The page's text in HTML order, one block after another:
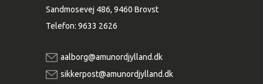
Sandmosevej 486, 9460 Brovst
Telefon: 9633 2626
aalborg@amunordjylland.dk
sikkerpost@amunordjylland.dk